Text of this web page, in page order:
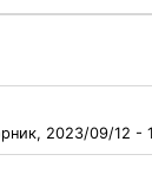
2023/09/12 -